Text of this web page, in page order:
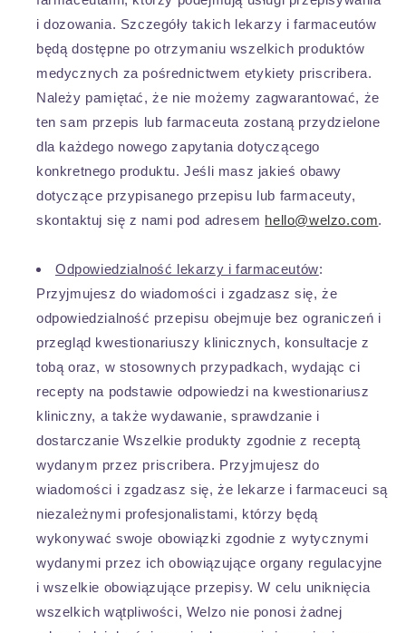
i dozowania. Szczegóły takich lekarzy i farmaceutów
będą dostępne po otrzymaniu wszelkich produktów
medycznych za pośrednictwem etykiety priscribera.
Należy pamiętać, że nie możemy zagwarantować, że
ten sam przepis lub farmaceuta zostaną przydzielone
dla każdego nowego zapytania dotyczącego
konkretnego produktu. Jeśli masz jakieś obawy
dotyczące przypisanego przepisu lub farmaceuty,
skontaktuj się z nami pod adresem hello@welzo.com.
Odpowiedzialność lekarzy i farmaceutów:
Przyjmujesz do wiadomości i zgadzasz się, że
odpowiedzialność przepisu obejmuje bez ograniczeń i
przegląd kwestionariuszy klinicznych, konsultacje z
tobą oraz, w stosownych przypadkach, wydając ci
recepty na podstawie odpowiedzi na kwestionariusz
kliniczny, a także wydawanie, sprawdzanie i
dostarczanie Wszelkie produkty zgodnie z receptą
wydanym przez priscribera. Przyjmujesz do
wiadomości i zgadzasz się, że lekarze i farmaceuci są
niezależnymi profesjonalistami, którzy będą
wykonywać swoje obowiązki zgodnie z wytycznymi
wydanymi przez ich obowiązujące organy regulacyjne
i wszelkie obowiązujące przepisy. W celu uniknięcia
wszelkich wątpliwości, Welzo nie ponosi żadnej